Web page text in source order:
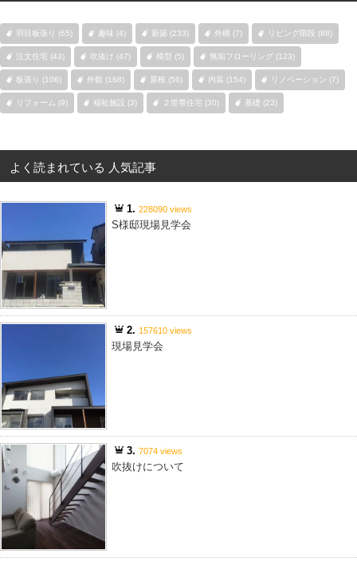
羽目板張り (65) 趣味 (4) 新築 (233) 外構 (7) リビング階段 (88)
注文住宅 (43) 吹抜け (47) 模型 (5) 無垢フローリング (123)
板張り (106) 外観 (168) 屋根 (56) 内装 (154) リノベーション (7)
リフォーム (9) 福祉施設 (3) ２世帯住宅 (30) 基礎 (23)
よく読まれている 人気記事
1. 228090 views
S様邸現場見学会
2. 157610 views
現場見学会
3. 7074 views
吹抜けについて